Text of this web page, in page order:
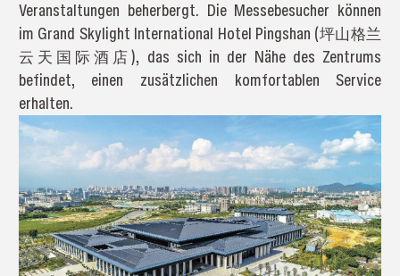
Veranstaltungen beherbergt. Die Messebesucher können
im Grand Skylight International Hotel Pingshan (坪山格兰
云天国际酒店), das sich in der Nähe des Zentrums
befindet, einen zusätzlichen komfortablen Service
erhalten.